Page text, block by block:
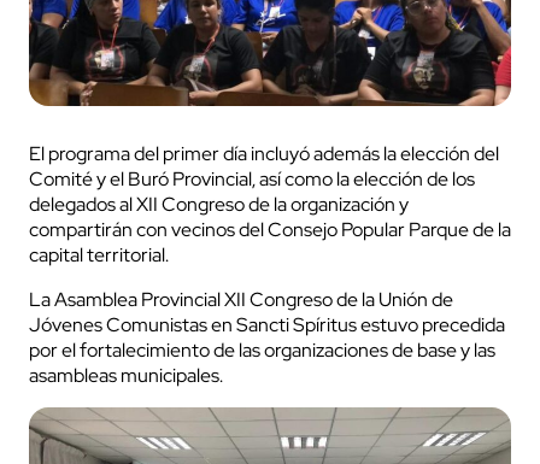
El programa del primer día incluyó además la elección del
Comité y el Buró Provincial, así como la elección de los
delegados al XII Congreso de la organización y
compartirán con vecinos del Consejo Popular Parque de la
capital territorial.
La Asamblea Provincial XII Congreso de la Unión de
Jóvenes Comunistas en Sancti Spíritus estuvo precedida
por el fortalecimiento de las organizaciones de base y las
asambleas municipales.